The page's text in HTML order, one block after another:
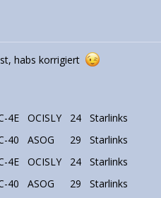
habs korrigiert
4E OCISLY 24
Starlinks
40 ASOG 29
Starlinks
4E OCISLY 24
Starlinks
40 ASOG 29
Starlinks